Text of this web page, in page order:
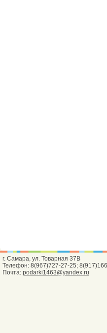
г. Самара, ул. Товарная 37В
Телефон: 8(967)727-27-25;
Почта: podarki1463@yandex.ru